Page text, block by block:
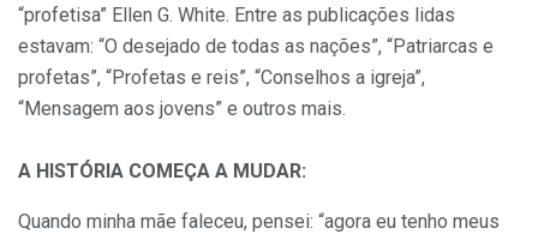
“profetisa” Ellen G. White. Entre as publicações lidas
estavam: “O desejado de todas as nações”, “Patriarcas e
profetas”, “Profetas e reis”, “Conselhos a igreja”,
“Mensagem aos jovens” e outros mais.
A HISTÓRIA COMEÇA A MUDAR:
Quando minha mãe faleceu, pensei: “agora eu tenho meus